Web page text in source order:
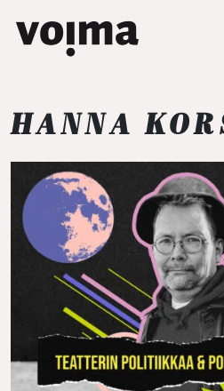
Päävalikko
HANNA